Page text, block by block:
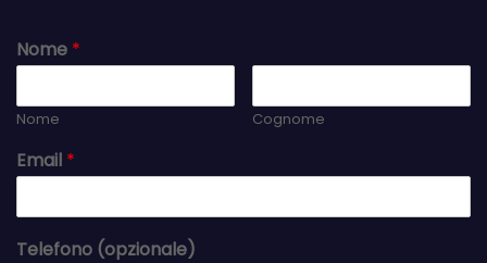
Nome *
Nome Cognome
Email *
Telefono (opzionale)